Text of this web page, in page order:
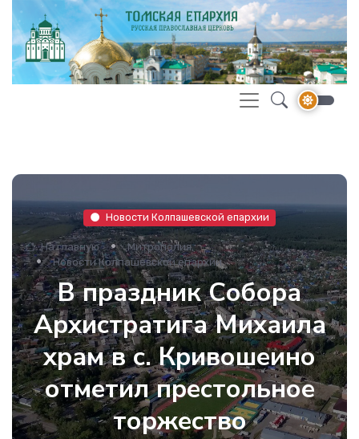
Новости Колпашевской епархии
На главную
Митрополия
Новости Колпашевской епархии
В праздник Собора
Архистратига Михаила
храм в с. Кривошеино
отметил престольное
торжество